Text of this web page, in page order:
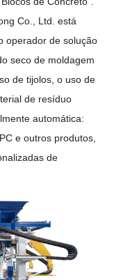
Co., Ltd. está
operador de solução
seco de moldagem
de tijolos, o uso de
de resíduo
automática:
e outros produtos,
de